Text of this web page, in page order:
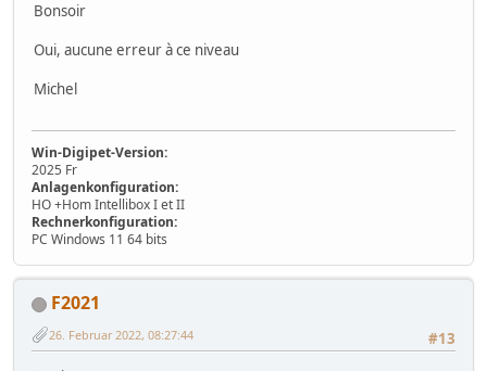
Bonsoir
Oui, aucune erreur à ce niveau
Michel
Win-Digipet-Version:
2025 Fr
Anlagenkonfiguration:
HO +Hom Intellibox I et II
Rechnerkonfiguration:
PC Windows 11 64 bits
F2021
#13
26. Februar 2022, 08:27:44